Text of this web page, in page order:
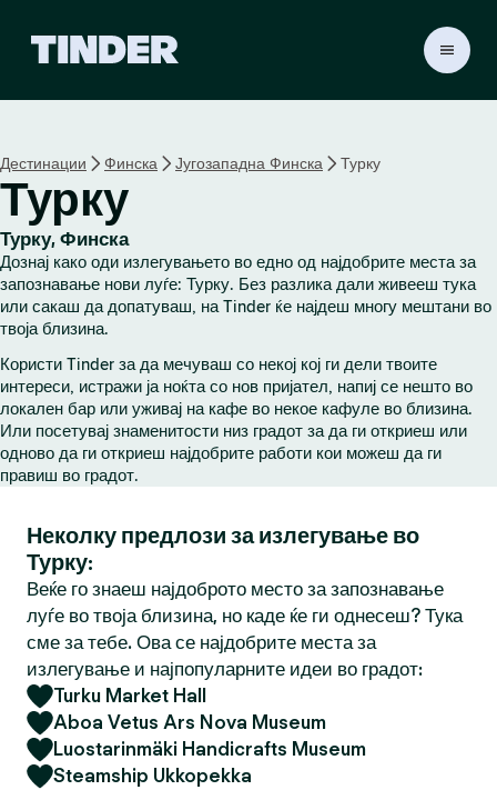
r
e
Дестинации Финска Југозападна Финска Турку
Турку
Турку, Финска
Дознај како оди излегувањето во едно од најдобрите места за
запознавање нови луѓе: Турку. Без разлика дали живееш тука
или сакаш да допатуваш, на Tinder ќе најдеш многу мештани во
твоја близина.
Користи Tinder за да мечуваш со некој кој ги дели твоите
интереси, истражи ја ноќта со нов пријател, напиј се нешто во
локален бар или уживај на кафе во некое кафуле во близина.
Или посетувај знаменитости низ градот за да ги откриеш или
одново да ги откриеш најдобрите работи кои можеш да ги
правиш во градот.
Неколку предлози за излегување во
Турку:
Веќе го знаеш најдоброто место за запознавање
луѓе во твоја близина, но каде ќе ги однесеш? Тука
сме за тебе. Ова се најдобрите места за
излегување и најпопуларните идеи во градот:
Turku Market Hall
Aboa Vetus Ars Nova Museum
Luostarinmäki Handicrafts Museum
Steamship Ukkopekka